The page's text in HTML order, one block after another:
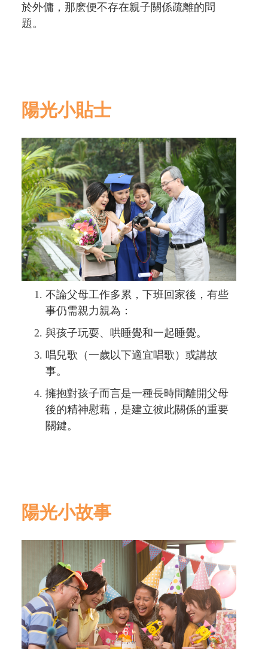
於外傭，那麽便不存在親子關係疏離的問
題。
陽光小貼士
不論父母工作多累，下班回家後，有些
事仍需親力親為：
與孩子玩耍、哄睡覺和一起睡覺。
唱兒歌（一歲以下適宜唱歌）或講故
事。
擁抱對孩子而言是一種長時間離開父母
後的精神慰藉，是建立彼此關係的重要
關鍵。
陽光小故事